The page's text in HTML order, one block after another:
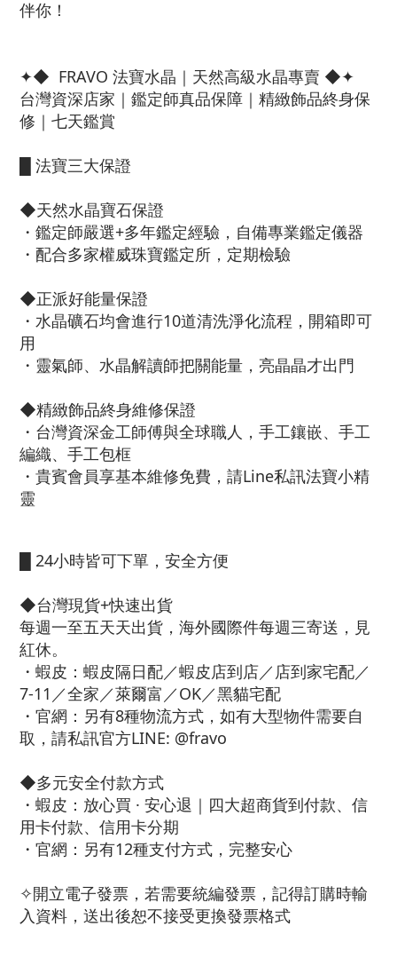
伴你！
✦◆ FRAVO 法寶水晶｜天然高級水晶專賣 ◆✦
台灣資深店家｜鑑定師真品保障｜精緻飾品終身保
修｜七天鑑賞
█ 法寶三大保證
◆天然水晶寶石保證
・鑑定師嚴選+多年鑑定經驗，自備專業鑑定儀器
・配合多家權威珠寶鑑定所，定期檢驗
◆正派好能量保證
・水晶礦石均會進行10道清洗淨化流程，開箱即可
用
・靈氣師、水晶解讀師把關能量，亮晶晶才出門
◆精緻飾品終身維修保證
・台灣資深金工師傅與全球職人，手工鑲嵌、手工
編織、手工包框
・貴賓會員享基本維修免費，請Line私訊法寶小精
靈
24小時皆可下單，安全方便
◆台灣現貨+快速出貨
每週一至五天天出貨，海外國際件每週三寄送，見
紅休。
・蝦皮：蝦皮隔日配／蝦皮店到店／店到家宅配／
7-11／全家／萊爾富／OK／黑貓宅配
・官網：另有8種物流方式，如有大型物件需要自
取，請私訊官方LINE: @fravo
◆多元安全付款方式
・蝦皮：放心買 · 安心退｜四大超商貨到付款、信
用卡付款、信用卡分期
・官網：另有12種支付方式，完整安心
✧開立電子發票，若需要統編發票，記得訂購時輸
入資料，送出後恕不接受更換發票格式